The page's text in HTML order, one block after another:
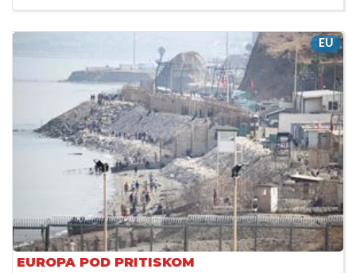
EU
EUROPA POD PRITISKOM